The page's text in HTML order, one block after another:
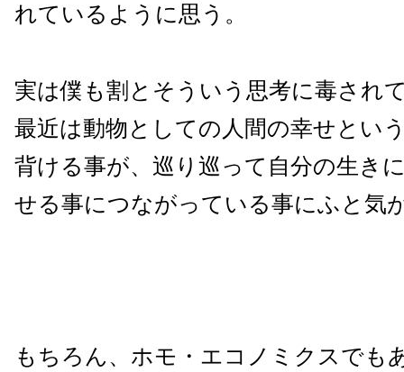
れているように思う。
実は僕も割とそういう思考に毒され
最近は動物としての人間の幸せとい
背ける事が、巡り巡って自分の生き
せる事につながっている事にふと気
もちろん、ホモ・エコノミクスでも